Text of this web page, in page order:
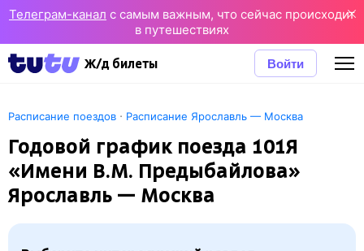
Телеграм-канал с самым важным, что сейчас происходит
в путешествиях
Ж/д билеты Войти
Расписание поездов · Расписание Ярославль — Москва
Годовой график поезда 101Я
«Имени В.М. Предыбайлова»
Ярославль — Москва